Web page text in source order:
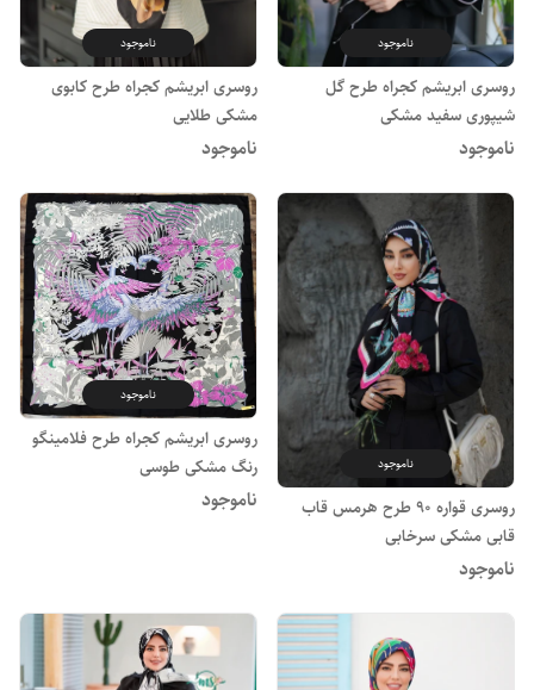
ناموجود
روسری ابریشم کجراه طرح گل
شیپوری سفید مشکی
ناموجود
ناموجود
روسری ابریشم کجراه طرح کابوی
مشکی طلایی
ناموجود
ناموجود
روسری قواره 90 طرح هرمس قاب
قابی مشکی سرخابی
ناموجود
ناموجود
روسری ابریشم کجراه طرح فلامینگو
رنگ مشکی طوسی
ناموجود